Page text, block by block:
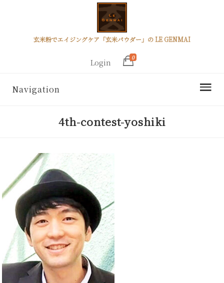
玄米粉でエイジングケア「玄米パウダー」の LE GENMAI
Login
0
Navigation
4th-contest-yoshiki